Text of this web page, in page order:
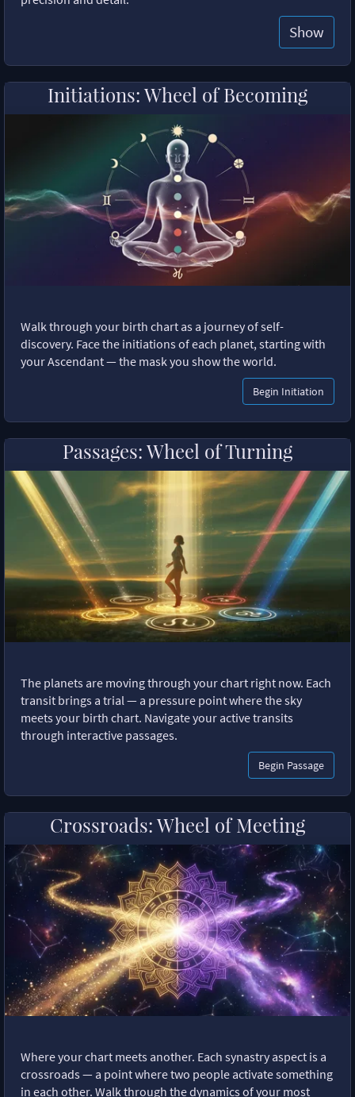
Show
Initiations: Wheel of Becoming
Walk through your birth chart as a journey of self-
discovery. Face the initiations of each planet, starting with
your Ascendant — the mask you show the world.
Begin Initiation
Passages: Wheel of Turning
The planets are moving through your chart right now. Each
transit brings a trial — a pressure point where the sky
meets your birth chart. Navigate your active transits
through interactive passages.
Begin Passage
Crossroads: Wheel of Meeting
Where your chart meets another. Each synastry aspect is a
crossroads — a point where two people activate something
in each other. Walk through the dynamics of your most